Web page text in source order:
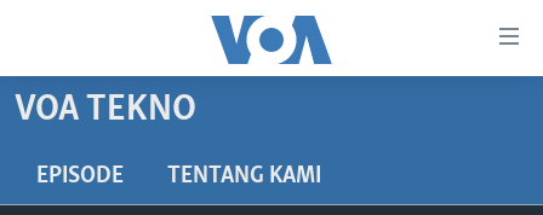
Akses
DUNIA
VOA TEKNO
EPISODE TENTANG KAMI